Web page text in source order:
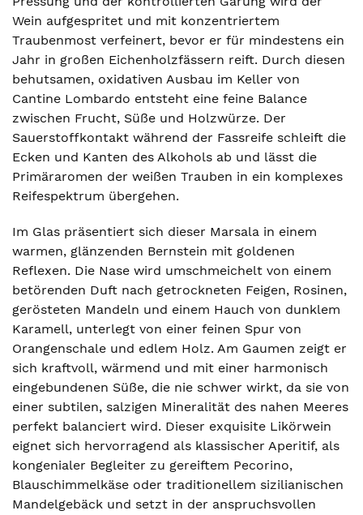
Wein aufgespritet und mit konzentriertem
Traubenmost verfeinert, bevor er für mindestens ein
Jahr in großen Eichenholzfässern reift. Durch diesen
behutsamen, oxidativen Ausbau im Keller von
Cantine Lombardo entsteht eine feine Balance
zwischen Frucht, Süße und Holzwürze. Der
Sauerstoffkontakt während der Fassreife schleift die
Ecken und Kanten des Alkohols ab und lässt die
Primäraromen der weißen Trauben in ein komplexes
Reifespektrum übergehen.
Im Glas präsentiert sich dieser Marsala in einem
warmen, glänzenden Bernstein mit goldenen
Reflexen. Die Nase wird umschmeichelt von einem
betörenden Duft nach getrockneten Feigen, Rosinen,
gerösteten Mandeln und einem Hauch von dunklem
Karamell, unterlegt von einer feinen Spur von
Orangenschale und edlem Holz. Am Gaumen zeigt er
sich kraftvoll, wärmend und mit einer harmonisch
eingebundenen Süße, die nie schwer wirkt, da sie von
einer subtilen, salzigen Mineralität des nahen Meeres
perfekt balanciert wird. Dieser exquisite Likörwein
eignet sich hervorragend als klassischer Aperitif, als
kongenialer Begleiter zu gereiftem Pecorino,
Blauschimmelkäse oder traditionellem sizilianischen
Mandelgebäck und setzt in der anspruchsvollen